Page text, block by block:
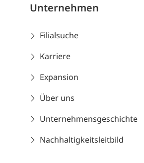
Unternehmen
Filialsuche
Karriere
Expansion
Über uns
Unternehmensgeschichte
Nachhaltigkeitsleitbild